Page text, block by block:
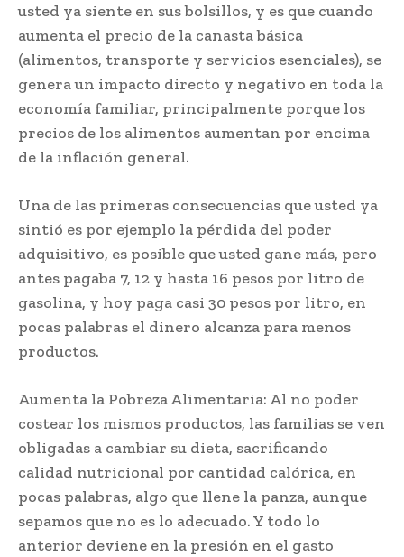
usted ya siente en sus bolsillos, y es que cuando
aumenta el precio de la canasta básica
(alimentos, transporte y servicios esenciales), se
genera un impacto directo y negativo en toda la
economía familiar, principalmente porque los
precios de los alimentos aumentan por encima
de la inflación general.
Una de las primeras consecuencias que usted ya
sintió es por ejemplo la pérdida del poder
adquisitivo, es posible que usted gane más, pero
antes pagaba 7, 12 y hasta 16 pesos por litro de
gasolina, y hoy paga casi 30 pesos por litro, en
pocas palabras el dinero alcanza para menos
productos.
Aumenta la Pobreza Alimentaria: Al no poder
costear los mismos productos, las familias se ven
obligadas a cambiar su dieta, sacrificando
calidad nutricional por cantidad calórica, en
pocas palabras, algo que llene la panza, aunque
sepamos que no es lo adecuado. Y todo lo
anterior deviene en la presión en el gasto